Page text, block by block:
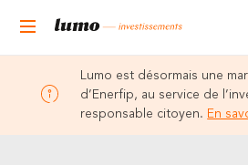
Lumo est désormais une
d’Enerfip, au service de
responsable citoyen. En